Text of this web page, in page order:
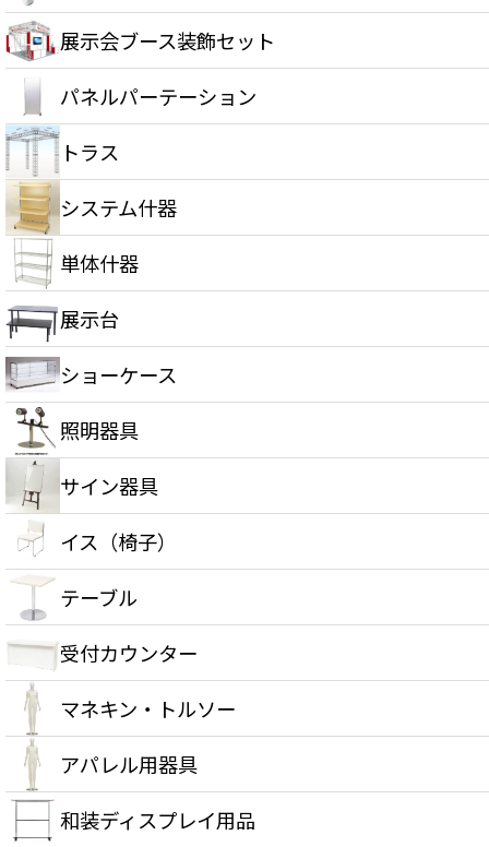
展示会ブース装飾セット
パネルパーテーション
トラス
システム什器
単体什器
展示台
ショーケース
照明器具
サイン器具
イス（椅子）
テーブル
受付カウンター
マネキン・トルソー
アパレル用器具
和装ディスプレイ用品